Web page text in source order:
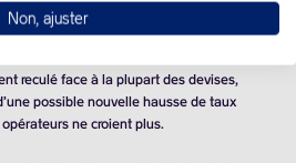
cette tendance pour justifier un
directeur de la Fed.
reculé face à la plupart des devises,
possible nouvelle hausse de taux
ne croient plus.
Non, ajuster